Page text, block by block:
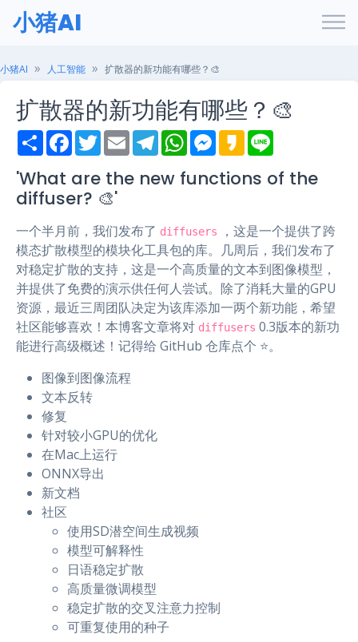
小猪AI
小猪AI 人工智能 扩散器的新功能有哪些？🎨
扩散器的新功能有哪些？🎨
S
h
r
e
F
a
e
b
o
k
T
w
e
E
m
i
l
T
e
e
g
m
W
h
t
s
p
M
e
s
e
e
r
K
a
a
o
e
'What are the new functions of the
diffuser? 🎨'
一个半月前，我们发布了 diffusers
，这是一个提供了跨
模态扩散模型的模块化工具包的库。几周后，我们发布了
对稳定扩散的支持，这是一个高质量的文本到图像模型，
并提供了免费的演示供任何人尝试。除了消耗大量的GPU
资源，最近三周团队决定为该库添加一两个新功能，希望
社区能够喜欢！本博客文章将对 diffusers 0.3版本的新功
能进行高级概述！记得给 GitHub 仓库点个 ⭐。
图像到图像流程
文本反转
修复
针对较小GPU的优化
在Mac上运行
ONNX导出
新文档
社区
使用SD潜空间生成视频
模型可解释性
日语稳定扩散
高质量微调模型
稳定扩散的交叉注意力控制
可重复使用的种子